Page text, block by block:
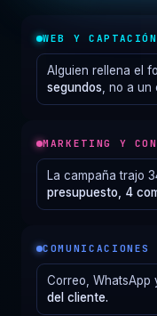
WEB Y CAPTACIÓN
Alguien rellena el
segundos , no a
MARKETING Y
La campaña trajo
presupuesto, 4
COMUNICACIONES
Correo, WhatsApp
del cliente.